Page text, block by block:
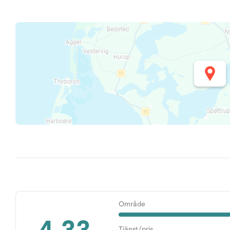
Område